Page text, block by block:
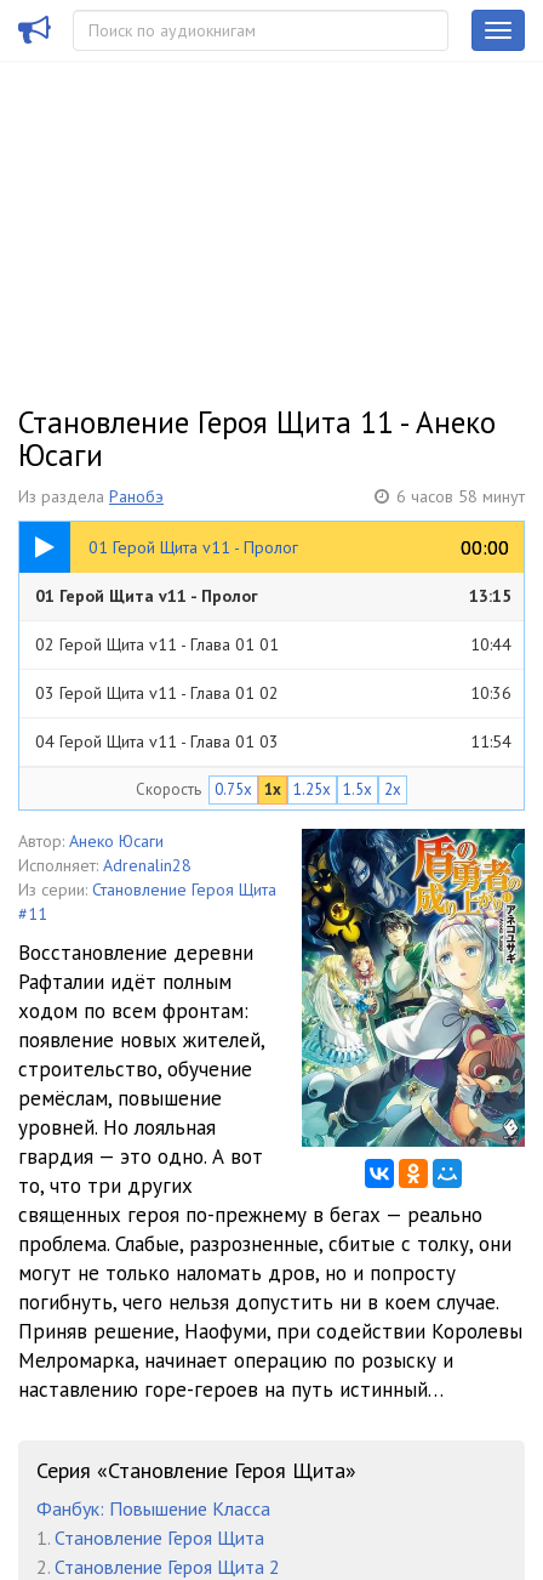
Становление Героя Щита 11 - Анеко
Юсаги
Из раздела Ранобэ 6 часов 58 минут
01 Герой Щита v11 - Пролог 00:00
00:00
13:15
01 Герой Щита v11 - Пролог 13:15
02 Герой Щита v11 - Глава 01 01 10:44
03 Герой Щита v11 - Глава 01 02 10:36
04 Герой Щита v11 - Глава 01 03 11:54
05 Герой Щита v11 - Глава 02
06 Герой Щита v11 - Глава 03 11:04
07 Герой Щита v11 - Глава 04 09:25
15:12
09 Герой Щита v11 - Глава 05 02 17:33
10 Герой Щита v11 - Глава 06 07:50
11 Герой Щита v11 - Глава 07 01 10:09
12 Герой Щита v11 - Глава 07 02 07:31
13 Герой Щита v11 - Глава 08
14 Герой Щита v11 - Глава 09 01 11:16
15 Герой Щита v11 - Глава 09 02
16 Герой Щита v11 - Глава 10 01 10:55
17 Герой Щита v11 - Глава 10 02
19 Герой Щита v11 - Глава 12 01
20 Герой Щита v11 - Глава 12 02
21 Герой Щита v11 - Глава 13 01
Скорость 0.75x 1x 1.25x 1.5x 2x
Автор: Анеко Юсаги
Исполняет: Adrenalin28
Из серии: Становление Героя Щита
#11
Восстановление деревни
Рафталии идёт полным
ходом по всем фронтам:
появление новых жителей,
строительство, обучение
ремёслам, повышение
уровней. Но лояльная
гвардия — это одно. А вот
то, что три других
священных героя по-прежнему в бегах — реально
проблема. Слабые, разрозненные, сбитые с толку, они
могут не только наломать дров, но и попросту
погибнуть, чего нельзя допустить ни в коем случае.
Приняв решение, Наофуми, при содействии Королевы
Мелромарка, начинает операцию по розыску и
наставлению горе-героев на путь истинный…
Серия «Становление Героя Щита»
Фанбук: Повышение Класса
1. Становление Героя Щита
2. Становление Героя Щита 2